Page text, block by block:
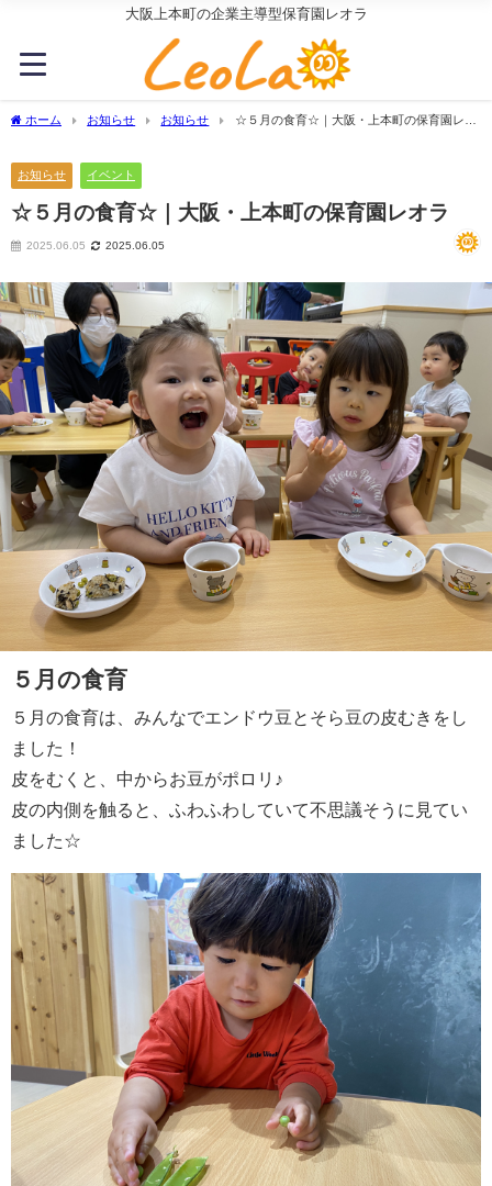
大阪上本町の企業主導型保育園レオラ
ホーム お知らせ お知らせ
☆５月の食育☆｜大阪・上本町の保育園レオ
お知らせ イベント
☆５月の食育☆｜大阪・上本町の保育園レオラ
2025.06.05 2025.06.05
５月の食育
５月の食育は、みんなでエンドウ豆とそら豆の皮むきをし
ました！
皮をむくと、中からお豆がポロリ♪
皮の内側を触ると、ふわふわしていて不思議そうに見てい
ました☆